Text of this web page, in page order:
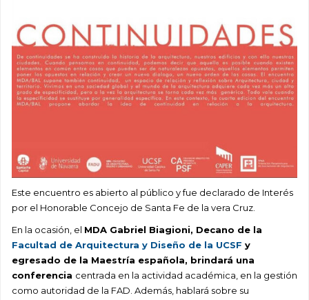
Este encuentro es abierto al público y fue declarado de Interés
por el Honorable Concejo de Santa Fe de la vera Cruz.
En la ocasión, el MDA Gabriel Biagioni, Decano de la
Facultad de Arquitectura y Diseño de la UCSF y
egresado de la Maestría española, brindará una
conferencia centrada en la actividad académica, en la gestión
como autoridad de la FAD. Además, hablará sobre su